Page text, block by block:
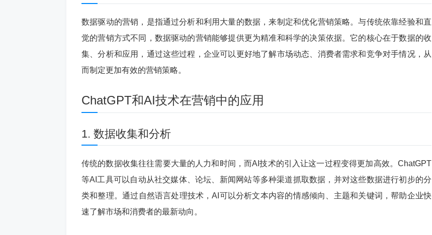
数据驱动的营销，是指通过分析和利用大量的数据，来制定和优化营销策略。与传统依靠经验和直
觉的营销方式不同，数据驱动的营销能够提供更为精准和科学的决策依据。它的核心在于数据的收
集、分析和应用，通过这些过程，企业可以更好地了解市场动态、消费者需求和竞争对手情况，从
而制定更加有效的营销策略。
ChatGPT和AI技术在营销中的应用
1. 数据收集和分析
传统的数据收集往往需要大量的人力和时间，而AI技术的引入让这一过程变得更加高效。ChatGPT
等AI工具可以自动从社交媒体、论坛、新闻网站等多种渠道抓取数据，并对这些数据进行初步的分
类和整理。通过自然语言处理技术，AI可以分析文本内容的情感倾向、主题和关键词，帮助企业快
速了解市场和消费者的最新动向。